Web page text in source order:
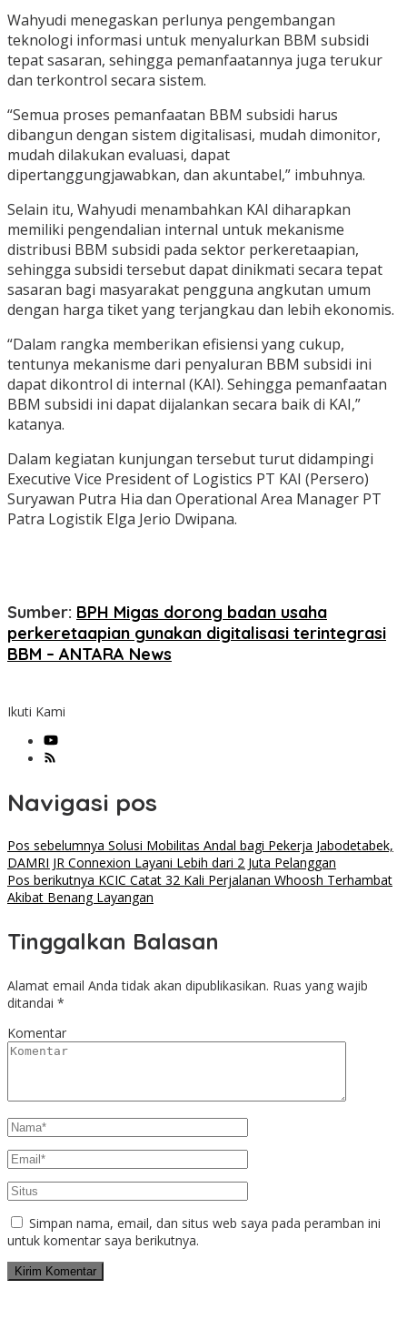
Wahyudi menegaskan perlunya pengembangan
teknologi informasi untuk menyalurkan BBM subsidi
tepat sasaran, sehingga pemanfaatannya juga terukur
dan terkontrol secara sistem.
“Semua proses pemanfaatan BBM subsidi harus
dibangun dengan sistem digitalisasi, mudah dimonitor,
mudah dilakukan evaluasi, dapat
dipertanggungjawabkan, dan akuntabel,” imbuhnya.
Selain itu, Wahyudi menambahkan KAI diharapkan
memiliki pengendalian internal untuk mekanisme
distribusi BBM subsidi pada sektor perkeretaapian,
sehingga subsidi tersebut dapat dinikmati secara tepat
sasaran bagi masyarakat pengguna angkutan umum
dengan harga tiket yang terjangkau dan lebih ekonomis.
“Dalam rangka memberikan efisiensi yang cukup,
tentunya mekanisme dari penyaluran BBM subsidi ini
dapat dikontrol di internal (KAI). Sehingga pemanfaatan
BBM subsidi ini dapat dijalankan secara baik di KAI,”
katanya.
Dalam kegiatan kunjungan tersebut turut didampingi
Executive Vice President of Logistics PT KAI (Persero)
Suryawan Putra Hia dan Operational Area Manager PT
Patra Logistik Elga Jerio Dwipana.
Sumber: BPH Migas dorong badan usaha
perkeretaapian gunakan digitalisasi terintegrasi
BBM – ANTARA News
Ikuti Kami
Navigasi pos
Pos sebelumnya Solusi Mobilitas Andal bagi Pekerja Jabodetabek,
DAMRI JR Connexion Layani Lebih dari 2 Juta Pelanggan
Pos berikutnya KCIC Catat 32 Kali Perjalanan Whoosh Terhambat
Akibat Benang Layangan
Tinggalkan Balasan
Alamat email Anda tidak akan dipublikasikan. Ruas yang wajib
ditandai *
Komentar
Simpan nama, email, dan situs web saya pada peramban ini
untuk komentar saya berikutnya.